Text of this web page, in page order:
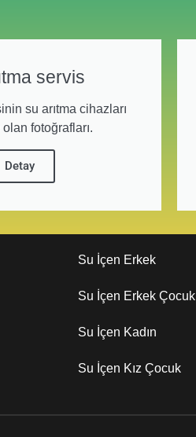
servis
su arıtma cihazları
fotoğrafları.
Detay
Su İçen Erkek
Su İçen Erkek Çocuk
Su İçen Kadın
Su İçen Kız Çocuk